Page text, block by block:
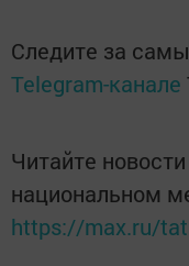
Следите за
Telegram-канале
Читайте
национальном
https://max.ru/